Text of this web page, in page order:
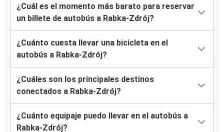
¿Cuál es el momento más barato para reservar
un billete de autobús a Rabka-Zdrój?
¿Cuánto cuesta llevar una bicicleta en el
autobús a Rabka-Zdrój?
¿Cuáles son los principales destinos
conectados a Rabka-Zdrój?
¿Cuánto equipaje puedo llevar en el autobús a
Rabka-Zdrój?